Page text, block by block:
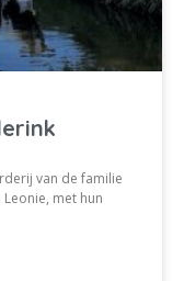
van de familie
met hun